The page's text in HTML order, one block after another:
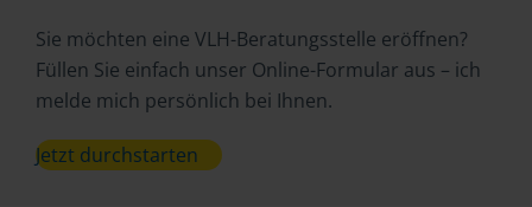
Sie möchten eine VLH-Beratungsstelle eröffnen?
Füllen Sie einfach unser Online-Formular aus – ich
melde mich persönlich bei Ihnen.
Jetzt durchstarten